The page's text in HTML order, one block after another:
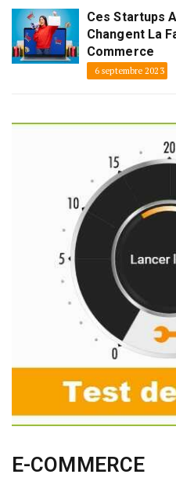
Ces Startups
Changent La
Commerce
6 septembre 2023
E-COMMERCE